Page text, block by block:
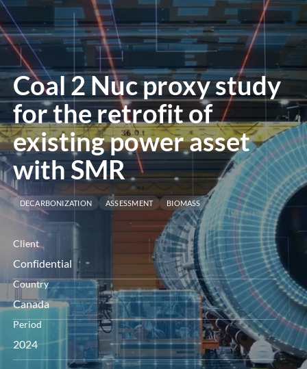
le
menu
Coal 2 Nuc proxy study
for the retrofit of
existing power asset
with SMR
DECARBONIZATION ASSESSMENT BIOMASS
Client
Confidential
Country
Canada
Period
2024